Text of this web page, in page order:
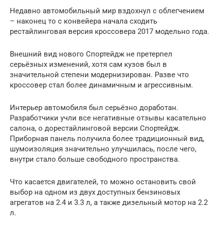
Недавно автомобильный мир вздохнул с облегчением
– наконец то с конвейера начала сходить
рестайлинговая версия кроссовера 2017 модельно года.
Внешний вид нового Спортейдж не претерпел
серьёзных изменений, хотя сам кузов был в
значительной степени модернизирован. Разве что
кроссовер стал более динамичным и агрессивным.
Интерьер автомобиля был серьёзно доработан.
Разработчики учли все негативные отзывы касательно
салона, о дорестайлинговой версии Спортейдж.
Приборная панель получила более традиционный вид,
шумоизоляция значительно улучшилась, после чего,
внутри стало больше свободного пространства.
Что касается двигателей, то можно остановить свой
выбор на одном из двух доступных бензиновых
агрегатов на 2.4 и 3.3 л, а также дизельный мотор на 2.2
л.